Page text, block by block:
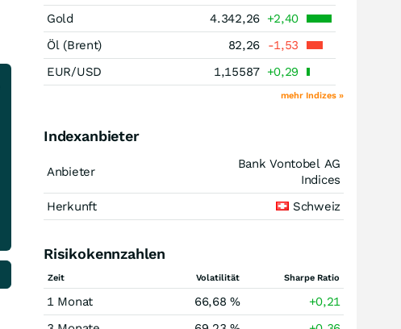
Gold
4.342,26 +2,40
Öl (Brent)
82,26
-1,53
EUR/USD
1,15587 +0,29
mehr Indizes »
Indexanbieter
Anbieter
Bank Vontobel AG
Indices
Herkunft
Schweiz
Risikokennzahlen
Zeit Volatilität Sharpe Ratio
1 Monat 66,68 %
+0,21